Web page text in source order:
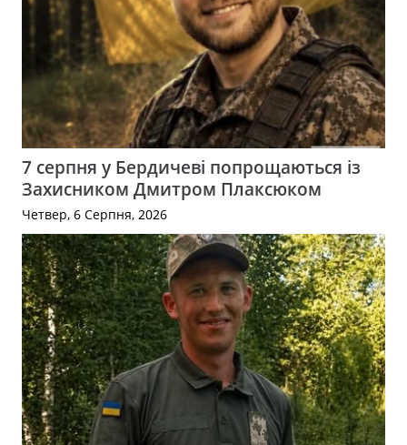
7 серпня у Бердичеві попрощаються із
Захисником Дмитром Плаксюком
Четвер, 6 Серпня, 2026